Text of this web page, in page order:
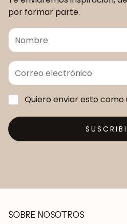
por formar parte.
Quiero enviar esto como
SOBRE NOSOTROS